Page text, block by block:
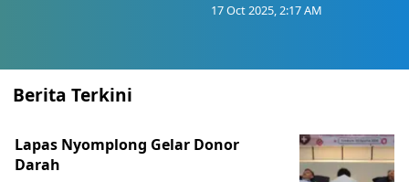
17 Oct 2025, 2:17 AM
Berita Terkini
Lapas Nyomplong Gelar Donor
Darah